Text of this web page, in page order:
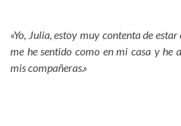
«Yo, Julia, estoy muy contenta de
me he sentido como en mi casa y he
mis compañeras.»